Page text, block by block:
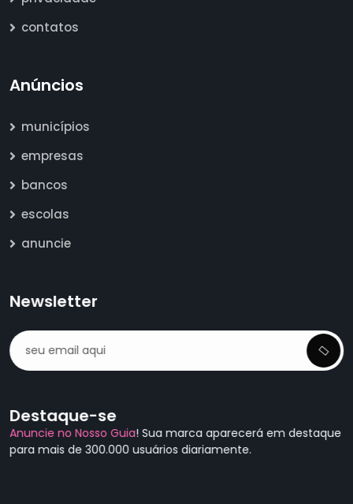
contatos
Anúncios
municípios
empresas
bancos
escolas
anuncie
Newsletter
Destaque-se
Anuncie no Nosso Guia! Sua marca aparecerá em destaque
para mais de 300.000 usuários diariamente.